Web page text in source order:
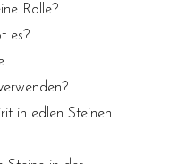
Rolle?
es?
in edlen Steinen